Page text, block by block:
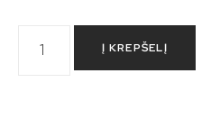
Į KREPŠELĮ